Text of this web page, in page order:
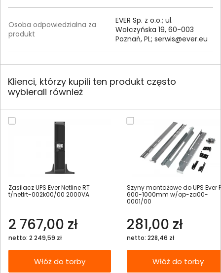
Osoba odpowiedzialna za
produkt
EVER Sp. z o.o.; ul.
Wołczyńska 19, 60-003
Poznań, PL; serwis@ever.eu
Klienci, którzy kupili ten produkt często
wybierali również
Zasilacz UPS Ever Netline RT
t/netlrt-002k00/00 2000VA
2 767,00 zł
netto: 2 249,59 zł
Włóż do torby
Szyny montażowe do UPS Ever
600-1000mm w/op-za00-
0001/00
281,00 zł
netto: 228,46 zł
Włóż do torby